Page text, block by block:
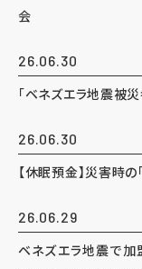
会
26.06.30
「ベネズエラ地震被
26.06.30
【休眠預金】災害時の
26.06.29
ベネズエラ地震で